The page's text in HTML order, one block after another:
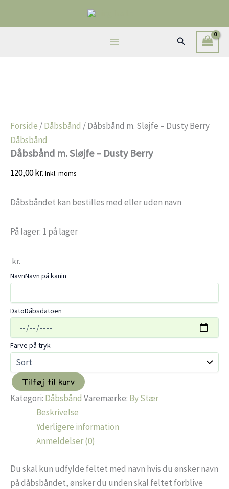
Søg
Forside /Dåbsbånd / Dåbsbånd m. Sløjfe – Dusty Berry
Dåbsbånd
Dåbsbånd m. Sløjfe – Dusty Berry
120,00kr. Inkl. moms
Dåbsbåndet kan bestilles med eller uden navn
På lager: 1 på lager
kr.
NavnNavn på kanin
DatoDåbsdatoen
Farve på tryk
Dåbsbånd
m.
Tilføj til kurv
Kategori: Dåbsbånd Varemærke: By Stær
Beskrivelse
Yderligere information
Anmeldelser (0)
Du skal kun udfylde feltet med navn hvis du ønsker navn
på dåbsbåndet, ønsker du unden skal feltet forblive